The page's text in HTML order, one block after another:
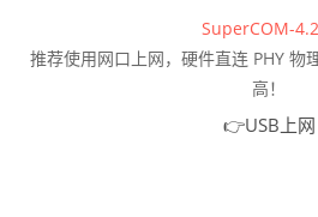
SuperCOM-
推荐使用网口上网，硬件直连 PHY 物
高！
👉️USB上网